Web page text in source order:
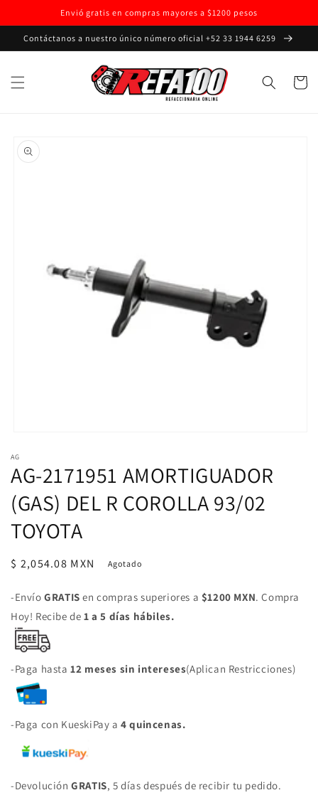
directamente
al contenido
Envió gratis en compras mayores a $1200 pesos
Contáctanos a nuestro único número oficial +52 33 1944 6259
Carrito
a la
información
multimedia
1
en
ventana
modal
AG
AG-2171951 AMORTIGUADOR
(GAS) DEL R COROLLA 93/02
TOYOTA
Precio
$ 2,054.08 MXN Agotado
-EnvíoGRATIS en compras superiores a $1200 MXN. Compra
Hoy! Recibe de 1 a 5 días hábiles.
-Paga hasta12 meses sin intereses(Aplican Restricciones)
-Paga con KueskiPay a4 quincenas.
-DevoluciónGRATIS, 5 días después de recibir tu pedido.